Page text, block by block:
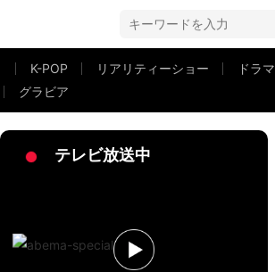
K-POP リアリティーショー
ドラマ
グラビア
テレビ放送中